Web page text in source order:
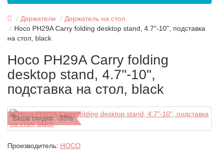
Держатели
Держатель на стол
Hoco PH29A Carry folding desktop stand, 4.7"-10", подставка
на стол, black
Hoco PH29A Carry folding
desktop stand, 4.7"-10",
подставка на стол, black
Ваша скидка: -33%
Производитель: HOCO